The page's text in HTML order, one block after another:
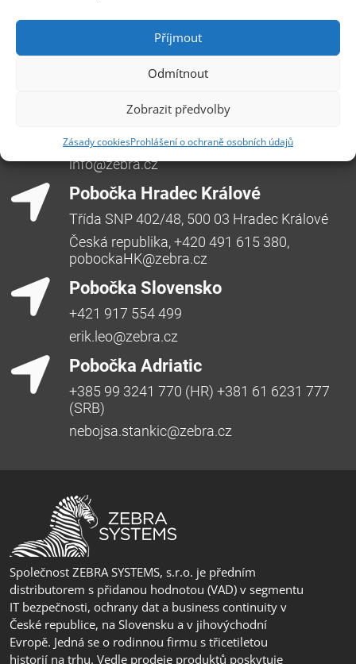
Příjmout
Odmítnout
Zobrazit předvolby
Zásady cookiesProhlášení o ochraně osobních údajů
Česká republika, +420 596 912 961,
info@zebra.cz
Pobočka Hradec Králové
Třída SNP 402/48, 500 03 Hradec Králové
Česká republika, +420 491 615 380,
pobockaHK@zebra.cz
Pobočka Slovensko
+421 917 554 499
erik.leo@zebra.cz
Pobočka Adriatic
+385 99 3241 770 (HR) +381 61 6231 777
(SRB)
nebojsa.stankic@zebra.cz
Společnost ZEBRA SYSTEMS, s.r.o. je předním
distributorem s přidanou hodnotou (VAD) v segmentu
IT bezpečnosti, ochrany dat a business continuity v
České republice, na Slovensku a v jihovýchodní
Evropě. Jedná se o rodinnou firmu s třicetiletou
historií na trhu. Vedle prodeje produktů poskytuje